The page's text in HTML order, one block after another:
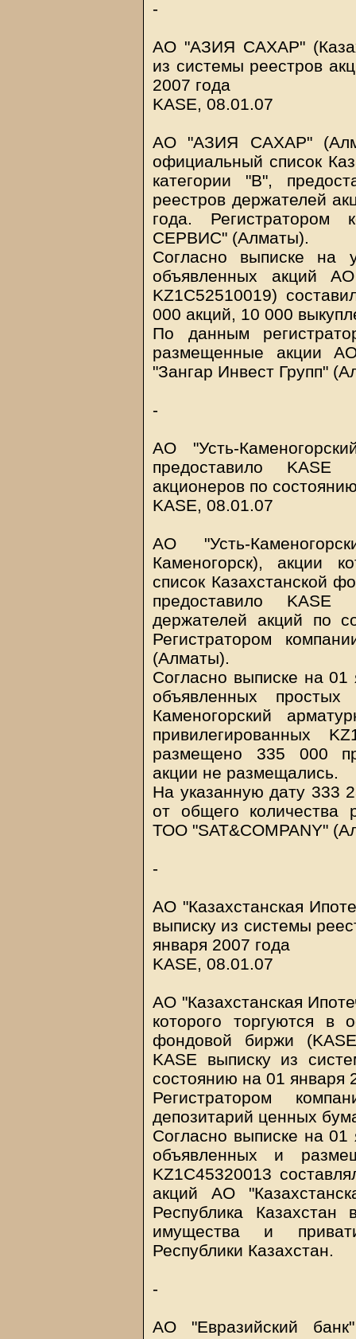
-
АО "АЗИЯ САХАР"
из системы реестров
2007 года
KASE, 08.01.07
АО "АЗИЯ САХАР"
официальный список
категории "В",
реестров держателей
года.
СЕРВИС" (Алматы).
Согласно выписке на
объявленных акций
KZ1C52510019)
000 акций, 10 000
По данным
размещенные акции
"Зангар Инвест Групп"
-
АО "Усть-
предоставило
акционеров по
KASE, 08.01.07
АО "Усть-
Каменогорск), акции
список Казахстанской
предоставило
держателей акций по
Регистратором
(Алматы).
Согласно выписке на 01
объявленных
Каменогорский
привилегированных
размещено 335 000
акции не размещались.
На указанную дату 333
от общего количества
ТОО "SAT&COMPANY"
-
АО "Казахстанская
выписку из системы
января 2007 года
KASE, 08.01.07
АО "Казахстанская
которого торгуются в
фондовой биржи
KASE выписку из
состоянию на 01 января
Регистратором
депозитарий ценных
Согласно выписке на 01
объявленных и
KZ1C45320013
акций АО
Республика Казахстан
имущества и
Республики Казахстан.
-
АО "Евразийский